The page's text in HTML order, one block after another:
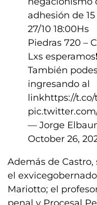
adhesión de
️27/10 18:00Hs
Piedras 720 –
Lxs
También
ingresando al
linkhttps://t.co/
— Jorge
October 26,
Además de
el
Mariotto; el